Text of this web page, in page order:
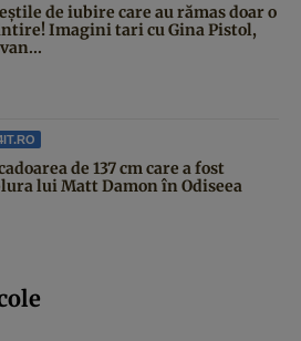
de iubire care au rămas doar o
Imagini tari cu Gina Pistol,
de 137 cm care a fost
lui Matt Damon în Odiseea